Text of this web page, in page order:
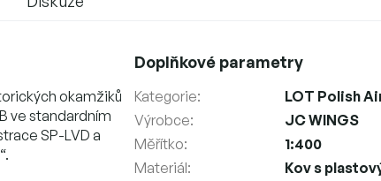
okamžiků
ve standardním
SP-LVD a
Doplňkové parametry
Kategorie:
LOT Polish
Výrobce:
JC WINGS
Měřítko:
1:400
Materiál:
Kov s